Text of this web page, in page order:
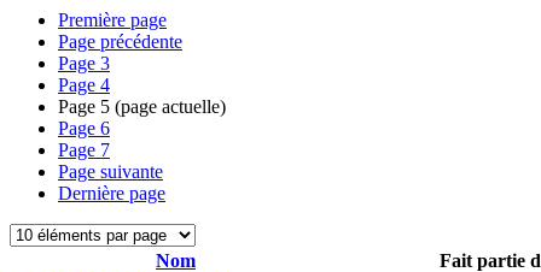
Première page
Page précédente
Page 3
Page 4
Page 5 (page actuelle)
Page 6
Page 7
Page suivante
Dernière page
Nom
Fait partie